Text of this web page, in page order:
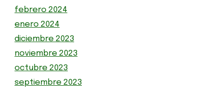
febrero 2024
enero 2024
diciembre 2023
noviembre 2023
octubre 2023
septiembre 2023